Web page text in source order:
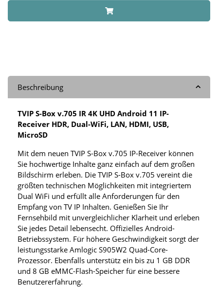
Beschreibung
TVIP S-Box v.705 IR 4K UHD Android 11 IP-
Receiver HDR, Dual-WiFi, LAN, HDMI, USB,
MicroSD
Mit dem neuen TVIP S-Box v.705 IP-Receiver können
Sie hochwertige Inhalte ganz einfach auf dem großen
Bildschirm erleben. Die TVIP S-Box v.705 vereint die
größten technischen Möglichkeiten mit integriertem
Dual WiFi und erfüllt alle Anforderungen für den
Empfang von TV IP Inhalten. Genießen Sie Ihr
Fernsehbild mit unvergleichlicher Klarheit und erleben
Sie jedes Detail lebensecht. Offizielles Android-
Betriebssystem. Für höhere Geschwindigkeit sorgt der
leistungsstarke Amlogic S905W2 Quad-Core-
Prozessor. Ebenfalls unterstütz ein bis zu 1 GB DDR
und 8 GB eMMC-Flash-Speicher für eine bessere
Benutzererfahrung.